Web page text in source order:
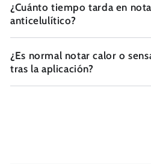
¿Cuánto tiempo tarda en
anticelulítico?
¿Es normal notar calor o
tras la aplicación?